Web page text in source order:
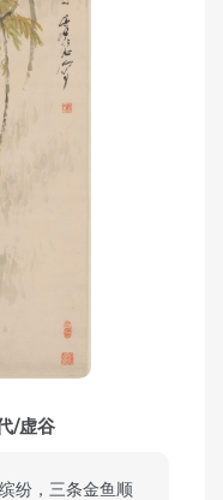
/虚谷
纷，三条金鱼顺